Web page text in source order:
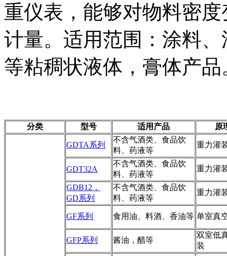
重仪表，能够对物料密
计量。适用范围：涂料
等粘稠状液体，膏体产品
分类 型号 适用产品 原
GDTA系列
不含气酒类、食品饮
料、药液等
重力灌
GDT32A
不含气酒类、食品饮
料、药液等
重力灌
GDB12，
GD系列
不含气酒类、食品饮
料、药液等
重力灌
GF系列 食用油、料酒、香油等 单室真
GFP系列 酱油，醋等
双室低
装